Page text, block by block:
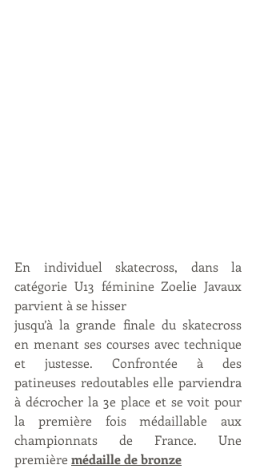
En individuel skatecross, dans la
catégorie U13 féminine Zoelie Javaux
parvient à se hisser
jusqu’à la grande finale du skatecross
en menant ses courses avec technique
et justesse. Confrontée à des
patineuses redoutables elle parviendra
à décrocher la 3e place et se voit pour
la première fois médaillable aux
championnats de France. Une
première médaille de bronze